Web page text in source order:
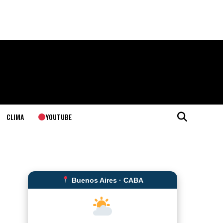
CLIMA YOUTUBE
Buenos Aires · CABA